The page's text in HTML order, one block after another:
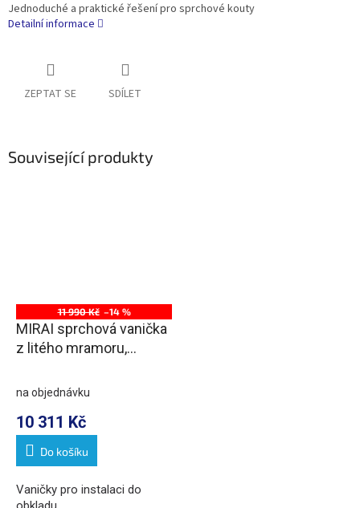
Jednoduché a praktické řešení pro sprchové kouty
Detailní informace
ZEPTAT SE SDÍLET
Související produkty
11 990 Kč –14 %
MIRAI sprchová vanička
z litého mramoru,
pravá, bílá
na objednávku
10 311 Kč
Do košíku
Vaničky pro instalaci do